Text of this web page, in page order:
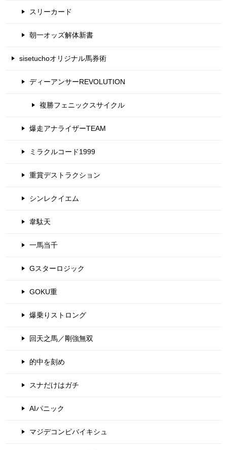
スリーカード
朝一オッズ解体新書
sisetuchoオリジナル馬券術
ディーアンサーREVOLUTION
複勝フェニックスサイクル
爆走アナライザーTEAM
ミラクルコード1999
重賞デストラクション
シンレクイエム
韋駄天
一馬当千
Gスターロジック
GOKU重
爆乗りストロング
回天之馬／剛強無双
的中を刻め
スナだけはガチ
AIパニック
マジデコンピバイキシュ